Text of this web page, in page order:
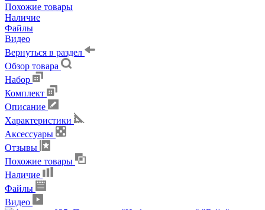
Похожие товары
Наличие
Файлы
Видео
Вернуться в раздел
Обзор товара
Набор
Комплект
Описание
Характеристики
Аксессуары
Отзывы
Похожие товары
Наличие
Файлы
Видео